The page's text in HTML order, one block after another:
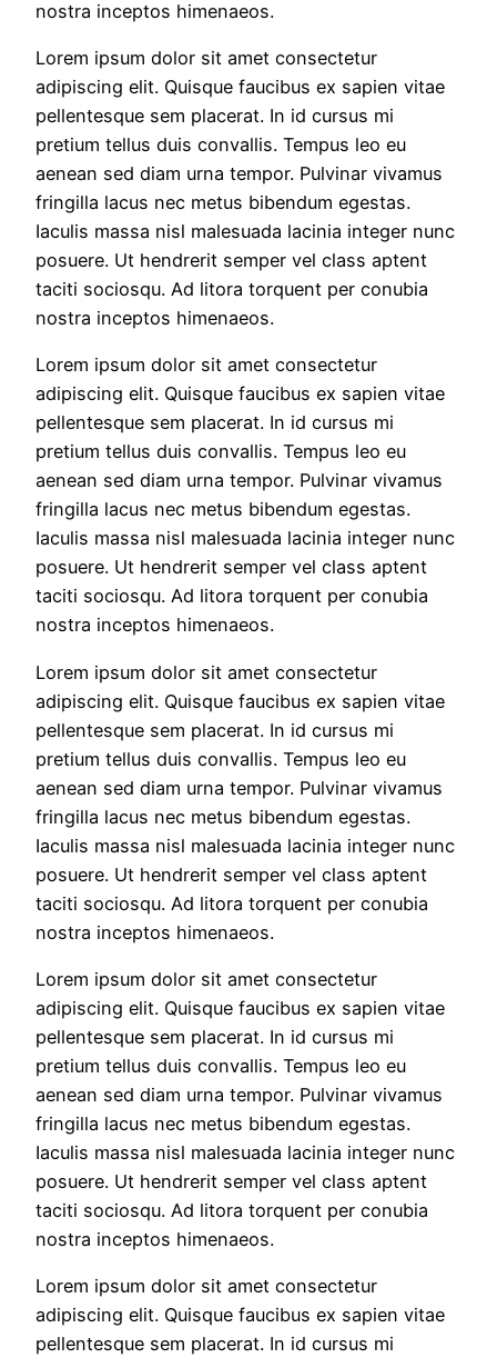
nostra inceptos himenaeos.
Lorem ipsum dolor sit amet consectetur
adipiscing elit. Quisque faucibus ex sapien vitae
pellentesque sem placerat. In id cursus mi
pretium tellus duis convallis. Tempus leo eu
aenean sed diam urna tempor. Pulvinar vivamus
fringilla lacus nec metus bibendum egestas.
Iaculis massa nisl malesuada lacinia integer nunc
posuere. Ut hendrerit semper vel class aptent
taciti sociosqu. Ad litora torquent per conubia
nostra inceptos himenaeos.
Lorem ipsum dolor sit amet consectetur
adipiscing elit. Quisque faucibus ex sapien vitae
pellentesque sem placerat. In id cursus mi
pretium tellus duis convallis. Tempus leo eu
aenean sed diam urna tempor. Pulvinar vivamus
fringilla lacus nec metus bibendum egestas.
Iaculis massa nisl malesuada lacinia integer nunc
posuere. Ut hendrerit semper vel class aptent
taciti sociosqu. Ad litora torquent per conubia
nostra inceptos himenaeos.
Lorem ipsum dolor sit amet consectetur
adipiscing elit. Quisque faucibus ex sapien vitae
pellentesque sem placerat. In id cursus mi
pretium tellus duis convallis. Tempus leo eu
aenean sed diam urna tempor. Pulvinar vivamus
fringilla lacus nec metus bibendum egestas.
Iaculis massa nisl malesuada lacinia integer nunc
posuere. Ut hendrerit semper vel class aptent
taciti sociosqu. Ad litora torquent per conubia
nostra inceptos himenaeos.
Lorem ipsum dolor sit amet consectetur
adipiscing elit. Quisque faucibus ex sapien vitae
pellentesque sem placerat. In id cursus mi
pretium tellus duis convallis. Tempus leo eu
aenean sed diam urna tempor. Pulvinar vivamus
fringilla lacus nec metus bibendum egestas.
Iaculis massa nisl malesuada lacinia integer nunc
posuere. Ut hendrerit semper vel class aptent
taciti sociosqu. Ad litora torquent per conubia
nostra inceptos himenaeos.
Lorem ipsum dolor sit amet consectetur
adipiscing elit. Quisque faucibus ex sapien vitae
pellentesque sem placerat. In id cursus mi
🌿 We’re Here for You,
Wherever You Are!
Soul Meadow Holistic is only offering
Online Counselling, Therapy & Healing Sessions
accessible from the comfort of your home, anywhere in the
world.
Your Wellness
Journey, Fully
Book Your Session Today!
📞 Call Us